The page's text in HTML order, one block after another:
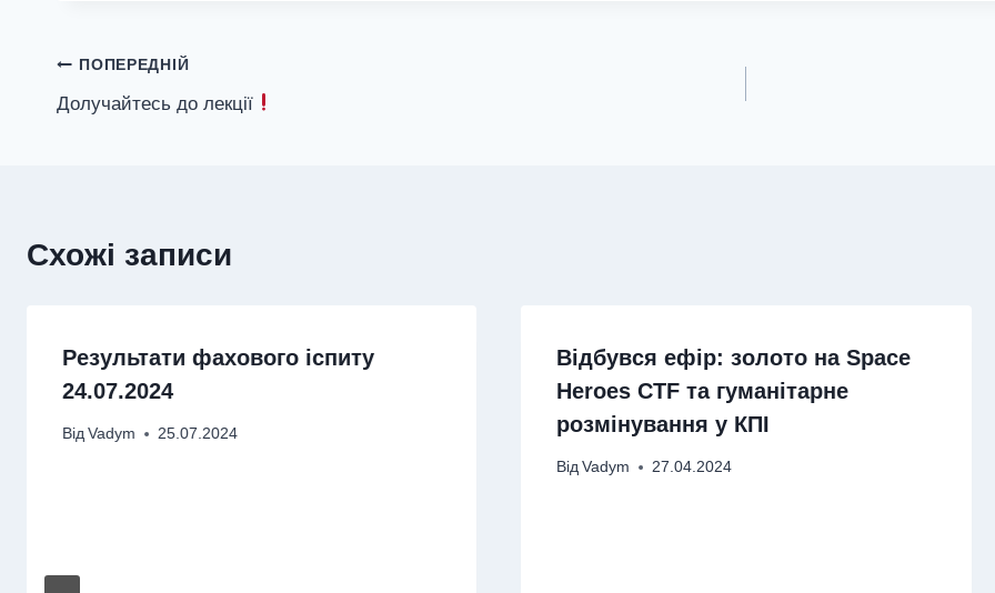
Навігація
записів
ПОПЕРЕДНІЙ
Долучайтесь до лекції
Схожі записи
Результати фахового іспиту
24.07.2024
Від Vadym 25.07.2024
Відбувся ефір: золото на Space
Heroes CTF та гуманітарне
розмінування у КПІ
Від Vadym 27.04.2024